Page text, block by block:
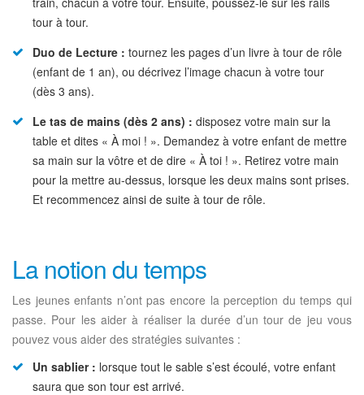
tour à tour.
Duo de Lecture : tournez les pages d’un livre à tour de rôle
(enfant de 1 an), ou décrivez l’image chacun à votre tour
(dès 3 ans).
Le tas de mains (dès 2 ans) : disposez votre main sur la
table et dites « À moi ! ». Demandez à votre enfant de mettre
sa main sur la vôtre et de dire « À toi ! ». Retirez votre main
pour la mettre au-dessus, lorsque les deux mains sont prises.
Et recommencez ainsi de suite à tour de rôle.
La notion du temps
Les jeunes enfants n’ont pas encore la perception du temps qui
passe. Pour les aider à réaliser la durée d’un tour de jeu vous
pouvez vous aider des stratégies suivantes :
Un sablier : lorsque tout le sable s’est écoulé, votre enfant
saura que son tour est arrivé.